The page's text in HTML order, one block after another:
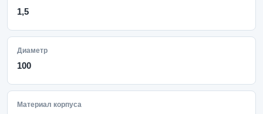
1,5
Диаметр
100
Материал корпуса